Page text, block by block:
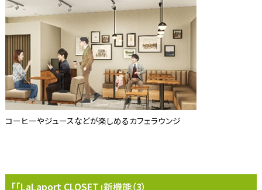
コーヒーやジュースなどが楽しめるカフェラウンジ
「「LaLaport CLOSET」新機能（3）